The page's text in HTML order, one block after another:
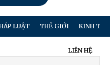
LUẬT THẾ GIỚI KINH TẾ
LIÊN HỆ